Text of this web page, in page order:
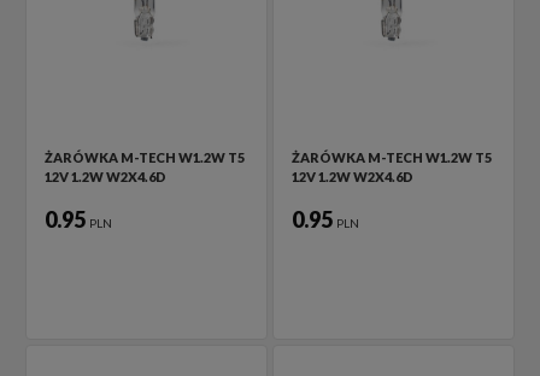
ŻARÓWKA M-TECH W1.2W T5
12V 1.2W W2X4.6D
0.95 PLN
ŻARÓWKA M-TECH W1.2W T5
12V 1.2W W2X4.6D
0.95 PLN